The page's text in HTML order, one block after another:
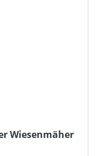
Wiesenmäher